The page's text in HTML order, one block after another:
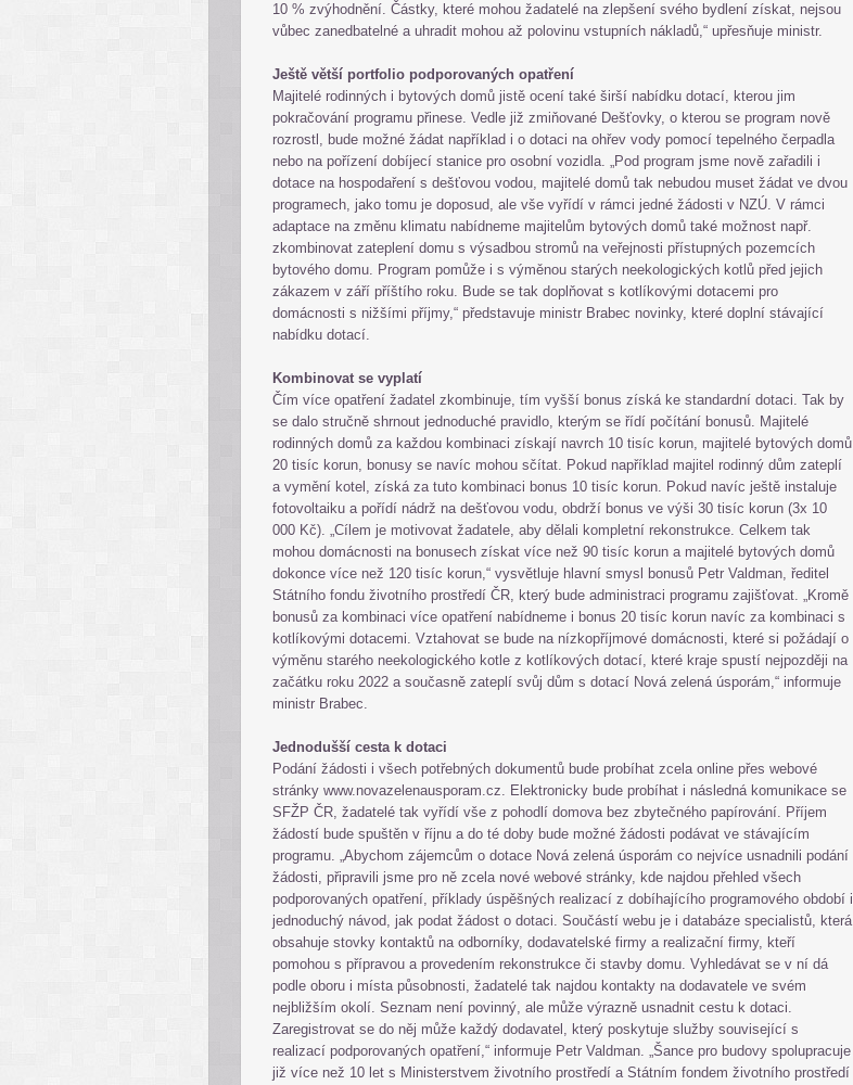
10 % zvýhodnění. Částky, které mohou žadatelé na zlepšení svého bydlení získat, nejsou
vůbec zanedbatelné a uhradit mohou až polovinu vstupních nákladů,“ upřesňuje ministr.
Ještě větší portfolio podporovaných opatření
Majitelé rodinných i bytových domů jistě ocení také širší nabídku dotací, kterou jim
pokračování programu přinese. Vedle již zmiňované Dešťovky, o kterou se program nově
rozrostl, bude možné žádat například i o dotaci na ohřev vody pomocí tepelného čerpadla
nebo na pořízení dobíjecí stanice pro osobní vozidla. „Pod program jsme nově zařadili i
dotace na hospodaření s dešťovou vodou, majitelé domů tak nebudou muset žádat ve dvou
programech, jako tomu je doposud, ale vše vyřídí v rámci jedné žádosti v NZÚ. V rámci
adaptace na změnu klimatu nabídneme majitelům bytových domů také možnost např.
zkombinovat zateplení domu s výsadbou stromů na veřejnosti přístupných pozemcích
bytového domu. Program pomůže i s výměnou starých neekologických kotlů před jejich
zákazem v září příštího roku. Bude se tak doplňovat s kotlíkovými dotacemi pro
domácnosti s nižšími příjmy,“ představuje ministr Brabec novinky, které doplní stávající
nabídku dotací.
Kombinovat se vyplatí
Čím více opatření žadatel zkombinuje, tím vyšší bonus získá ke standardní dotaci. Tak by
se dalo stručně shrnout jednoduché pravidlo, kterým se řídí počítání bonusů. Majitelé
rodinných domů za každou kombinaci získají navrch 10 tisíc korun, majitelé bytových domů
20 tisíc korun, bonusy se navíc mohou sčítat. Pokud například majitel rodinný dům zateplí
a vymění kotel, získá za tuto kombinaci bonus 10 tisíc korun. Pokud navíc ještě instaluje
fotovoltaiku a pořídí nádrž na dešťovou vodu, obdrží bonus ve výši 30 tisíc korun (3x 10
000 Kč). „Cílem je motivovat žadatele, aby dělali kompletní rekonstrukce. Celkem tak
mohou domácnosti na bonusech získat více než 90 tisíc korun a majitelé bytových domů
dokonce více než 120 tisíc korun,“ vysvětluje hlavní smysl bonusů Petr Valdman, ředitel
Státního fondu životního prostředí ČR, který bude administraci programu zajišťovat. „Kromě
bonusů za kombinaci více opatření nabídneme i bonus 20 tisíc korun navíc za kombinaci s
kotlíkovými dotacemi. Vztahovat se bude na nízkopříjmové domácnosti, které si požádají o
výměnu starého neekologického kotle z kotlíkových dotací, které kraje spustí nejpozději na
začátku roku 2022 a současně zateplí svůj dům s dotací Nová zelená úsporám,“ informuje
ministr Brabec.
Jednodušší cesta k dotaci
Podání žádosti i všech potřebných dokumentů bude probíhat zcela online přes webové
stránky www.novazelenausporam.cz. Elektronicky bude probíhat i následná komunikace se
SFŽP ČR, žadatelé tak vyřídí vše z pohodlí domova bez zbytečného papírování. Příjem
žádostí bude spuštěn v říjnu a do té doby bude možné žádosti podávat ve stávajícím
programu. „Abychom zájemcům o dotace Nová zelená úsporám co nejvíce usnadnili podání
žádosti, připravili jsme pro ně zcela nové webové stránky, kde najdou přehled všech
podporovaných opatření, příklady úspěšných realizací z dobíhajícího programového období i
jednoduchý návod, jak podat žádost o dotaci. Součástí webu je i databáze specialistů, která
obsahuje stovky kontaktů na odborníky, dodavatelské firmy a realizační firmy, kteří
pomohou s přípravou a provedením rekonstrukce či stavby domu. Vyhledávat se v ní dá
podle oboru i místa působnosti, žadatelé tak najdou kontakty na dodavatele ve svém
nejbližším okolí. Seznam není povinný, ale může výrazně usnadnit cestu k dotaci.
Zaregistrovat se do něj může každý dodavatel, který poskytuje služby související s
realizací podporovaných opatření,“ informuje Petr Valdman. „Šance pro budovy spolupracuje
již více než 10 let s Ministerstvem životního prostředí a Státním fondem životního prostředí